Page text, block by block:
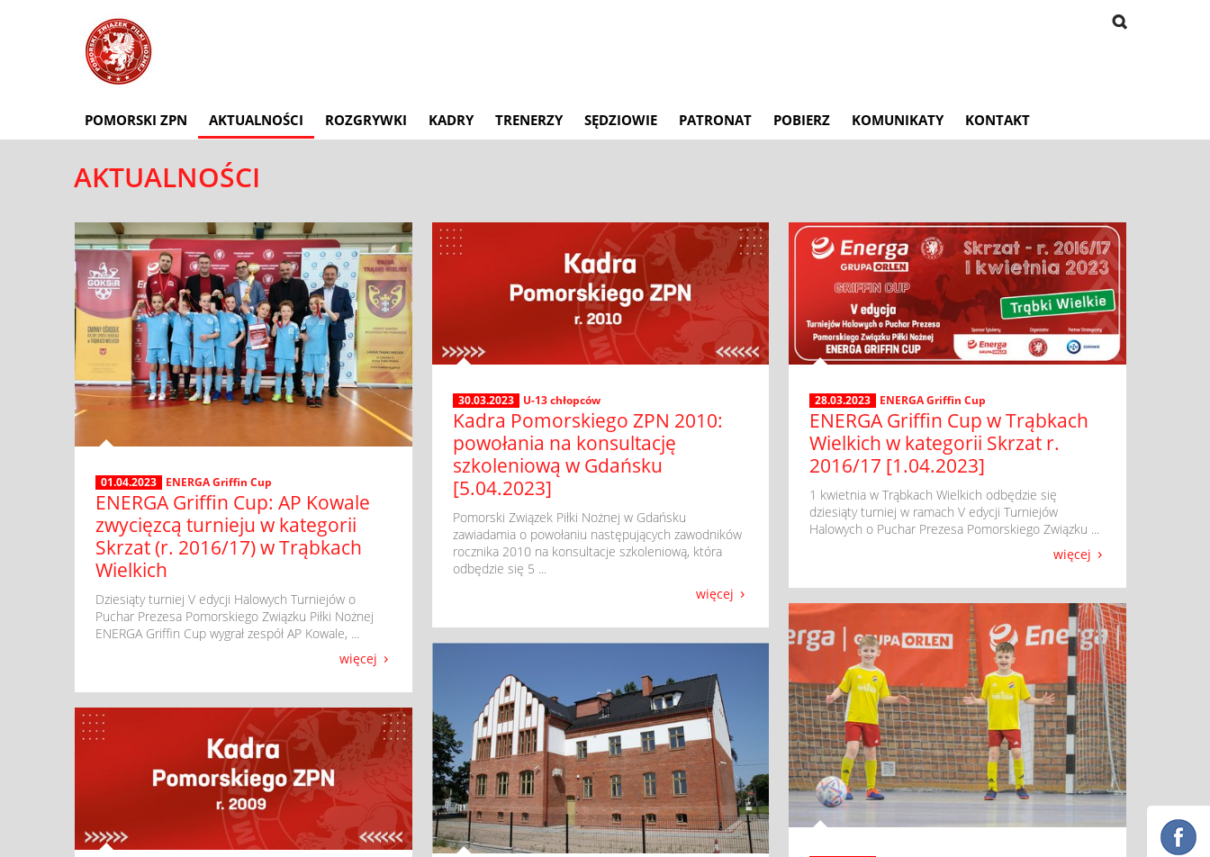
POMORSKI ZPN AKTUALNOŚCI ROZGRYWKI KADRY TRENERZY SĘDZIOWIE PATRONAT POBIERZ KOMUNIKATY KONTAKT
AKTUALNOŚCI
01.04.2023 ENERGA Griffin Cup
ENERGA Griffin Cup: AP Kowale
zwycięzcą turnieju w kategorii
Skrzat (r. 2016/17) w Trąbkach
Wielkich
​ Dziesiąty turniej V edycji Halowych Turniejów o
Puchar Prezesa Pomorskiego Związku Piłki Nożnej
ENERGA Griffin Cup wygrał zespół AP Kowale, ...
więcej
30.03.2023 U-13 chłopców
Kadra Pomorskiego ZPN 2010:
powołania na konsultację
szkoleniową w Gdańsku
[5.04.2023]
​ Pomorski Związek Piłki Nożnej w Gdańsku
zawiadamia o powołaniu następujących zawodników
rocznika 2010 na konsultacje szkoleniową, która
odbędzie się 5 ...
więcej
28.03.2023 ENERGA Griffin Cup
ENERGA Griffin Cup w Trąbkach
Wielkich w kategorii Skrzat r.
2016/17 [1.04.2023]
​ 1 kwietnia w Trąbkach Wielkich odbędzie się
dziesiąty turniej w ramach V edycji Turniejów
Halowych o Puchar Prezesa Pomorskiego Związku ...
więcej